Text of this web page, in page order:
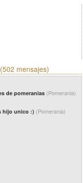
(502 mensajes)
de pomeranias (Pomerania)
hijo unico :) (Pomerania)